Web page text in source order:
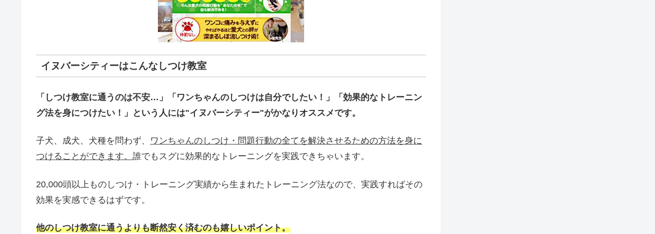
イヌバーシティーはこんなしつけ教室
「しつけ教室に通うのは不安…」「ワンちゃんのしつけは自分でしたい！」「効果的なトレーニン
グ法を身につけたい！」という人には"イヌバーシティー"がかなりオススメです。
子犬、成犬、犬種を問わず、 ワンちゃんのしつけ・問題行動の全てを解決させるための方法を身に
つけることができます。 誰でもスグに効果的なトレーニングを実践できちゃいます。
20,000頭以上ものしつけ・トレーニング実績から生まれたトレーニング法なので、実践すればその
効果を実感できるはずです。
他のしつけ教室に通うよりも断然安く済むのも嬉しいポイント。